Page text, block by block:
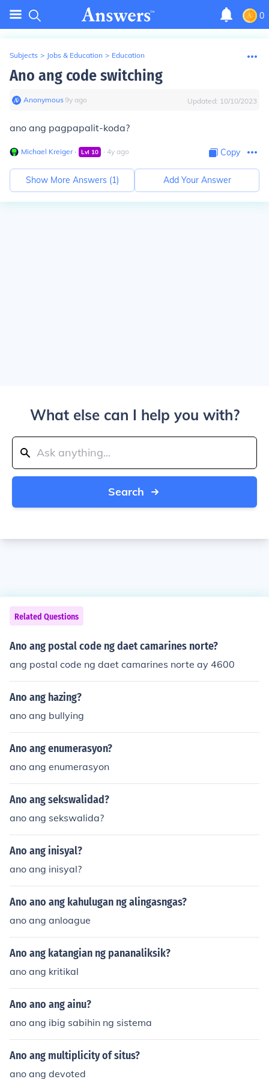
0
Subjects > Jobs & Education > Education
Ano ang code switching
Anonymous∙9y ago Updated: 10/10/2023
ano ang pagpapalit-koda?
Michael Kreiger∙ Lvl 10 ∙ 4y ago Copy
Show More Answers (1) Add Your Answer
What else can I help you with?
Search
Related Questions
Ano ang postal code ng daet camarines norte?
ang postal code ng daet camarines norte ay 4600
Ano ang hazing?
ano ang bullying
Ano ang enumerasyon?
ano ang enumerasyon
Ano ang sekswalidad?
ano ang sekswalida?
Ano ang inisyal?
ano ang inisyal?
Ano ano ang kahulugan ng alingasngas?
ano ang anloague
Ano ang katangian ng pananaliksik?
ano ang kritikal
Ano ano ang ainu?
ano ang ibig sabihin ng sistema
Ano ang multiplicity of situs?
ano ang devoted